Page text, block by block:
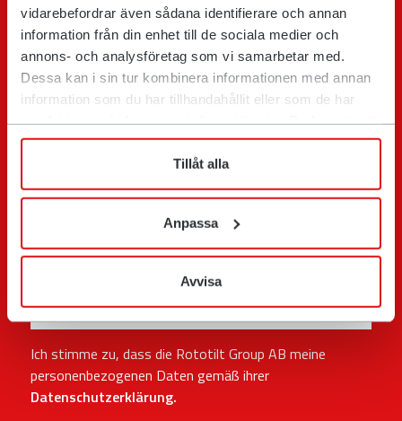
vidarebefordrar även sådana identifierare och annan
information från din enhet till de sociala medier och
annons- och analysföretag som vi samarbetar med.
Dessa kan i sin tur kombinera informationen med annan
information som du har tillhandahållit eller som de har
när som helst återkalla ditt lämnade samtycke.
Tillåt alla
Anpassa
Avvisa
Name
Ich stimme zu, dass die Rototilt Group AB meine
personenbezogenen Daten gemäß ihrer
Datenschutzerklärung.